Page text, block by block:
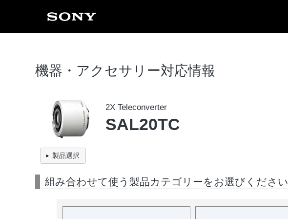
機器・アクセサリー対応情報
2X Teleconverter
SAL20TC
製品選択
組み合わせて使う製品カテゴリーをお選びください